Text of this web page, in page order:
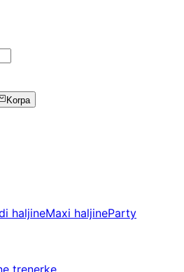
Korpa
haljineMaxi haljineParty
trenerke